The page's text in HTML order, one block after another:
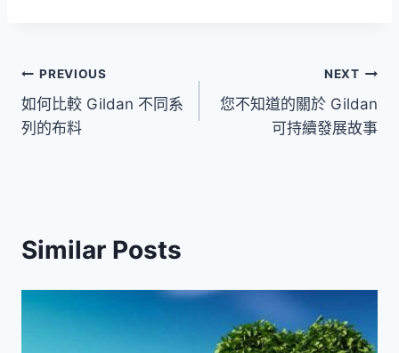
文
章
PREVIOUS
如何比較 Gildan 不同系
列的布料
NEXT
您不知道的關於 Gildan
可持續發展故事
Similar Posts